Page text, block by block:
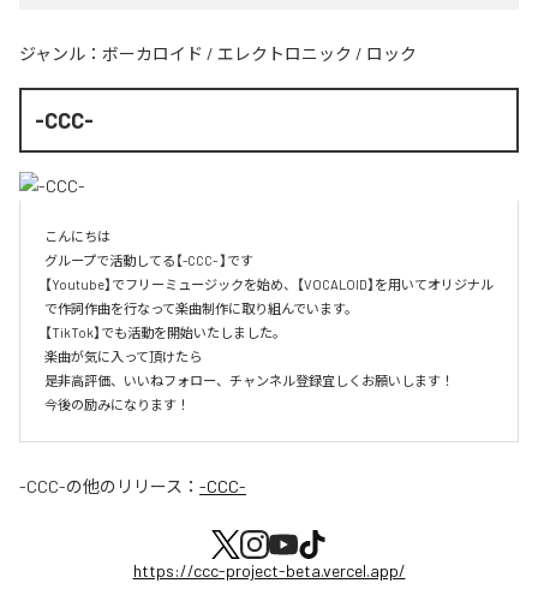
ジャンル： ボーカロイド / エレクトロニック / ロック
-CCC-
こんにちは
グループで活動してる【-CCC- 】です
【Youtube】でフリーミュージックを始め、【VOCALOID】を用いてオリジナル
で作詞作曲を行なって楽曲制作に取り組んでいます。
【TikTok】でも活動を開始いたしました。
楽曲が気に入って頂けたら
是非高評価、いいねフォロー、チャンネル登録宜しくお願いします！
今後の励みになります！
-CCC-の他のリリース： -CCC-
https://ccc-project-beta.vercel.app/